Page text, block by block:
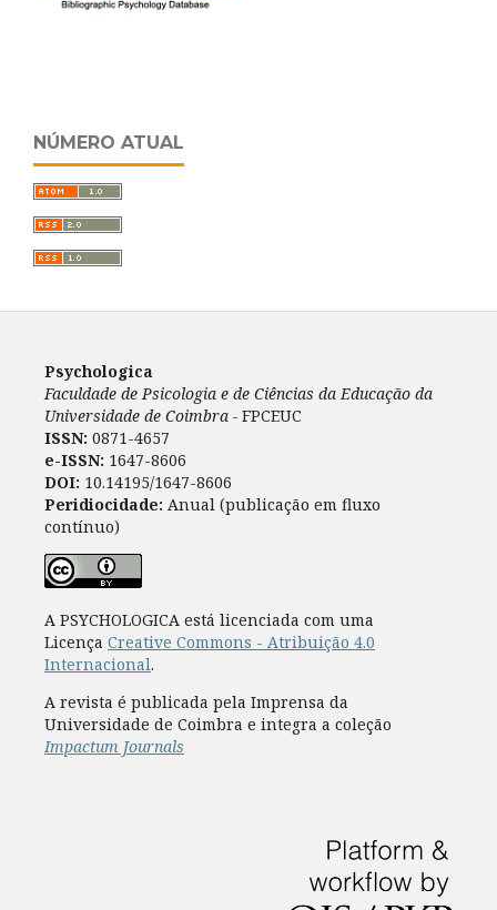
NÚMERO ATUAL
Psychologica
Faculdade de Psicologia e de Ciências da Educação da
Universidade de Coimbra - FPCEUC
ISSN: 0871-4657
e-ISSN: 1647-8606
DOI: 10.14195/1647-8606
Peridiocidade: Anual (publicação em fluxo
contínuo)
A PSYCHOLOGICA está licenciada com uma
Licença Creative Commons - Atribuição 4.0
Internacional.
A revista é publicada pela Imprensa da
Universidade de Coimbra e integra a coleção
Impactum Journals